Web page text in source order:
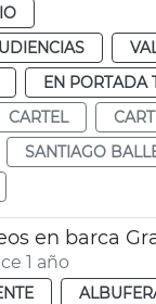
EN PORTADA
CARTEL
SANTIAGO
1 año